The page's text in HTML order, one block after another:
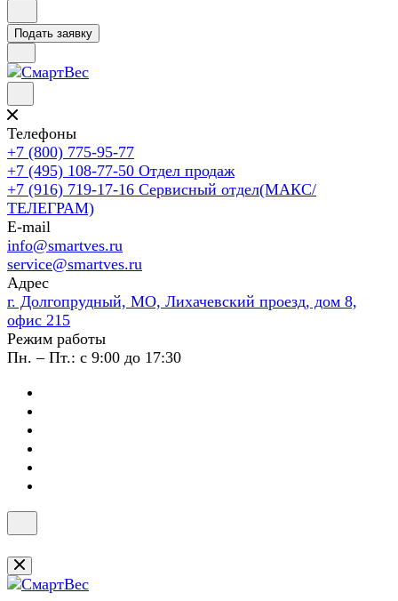
Подать заявку
Телефоны
+7 (800) 775-95-77
+7 (495) 108-77-50 Отдел продаж
+7 (916) 719-17-16 Сервисный отдел(МАКС/
ТЕЛЕГРАМ)
E-mail
info@smartves.ru
service@smartves.ru
Адрес
г. Долгопрудный, МО, Лихачевский проезд, дом 8,
офис 215
Режим работы
Пн. – Пт.: с 9:00 до 17:30